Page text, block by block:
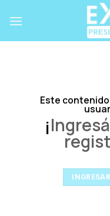
Este
¡Ingresá
INGRESAR